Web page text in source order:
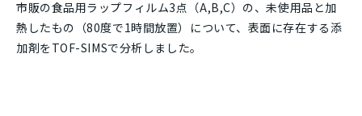
市販の食品用ラップフィルム3点（A,B,C）の、未使用品と加
熱したもの（80度で1時間放置）について、表面に存在する添
加剤をTOF-SIMSで分析しました。